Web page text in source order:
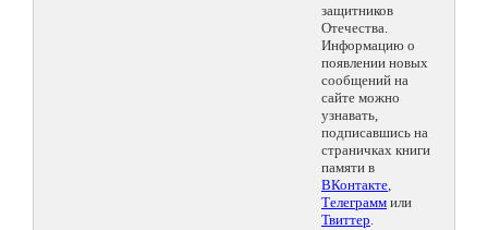
защитников
Отечества.
Информацию о
появлении новых
сообщений на
сайте можно
узнавать,
подписавшись на
страничках книги
памяти в
ВКонтакте,
Телеграмм или
Твиттер.